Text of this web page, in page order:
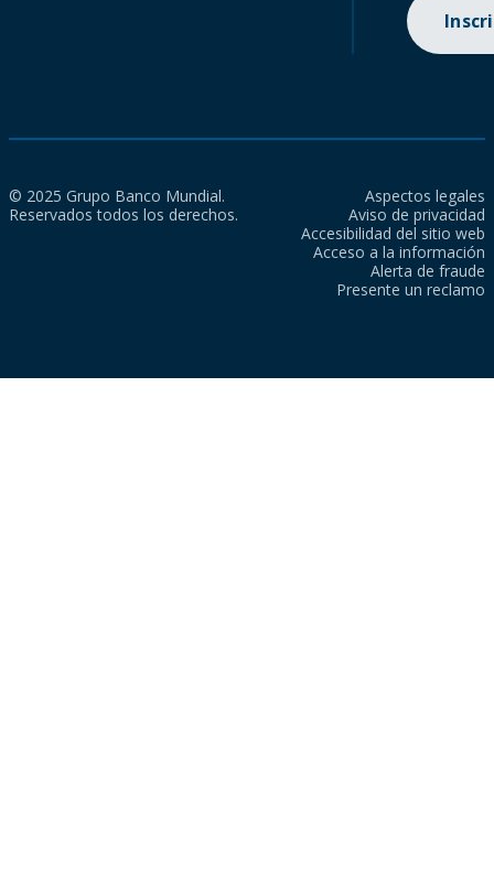
© 2025 Grupo Banco Mundial.
Reservados todos los derechos.
Aspectos legales
Aviso de privacidad
Accesibilidad del sitio web
Acceso a la información
Alerta de fraude
Presente un reclamo